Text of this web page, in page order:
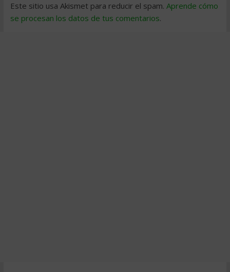
Este sitio usa Akismet para reducir el spam. Aprende cómo
se procesan los datos de tus comentarios.